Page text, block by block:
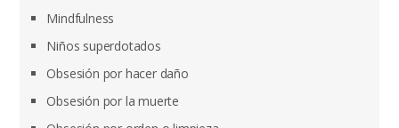
Mindfulness
Niños superdotados
Obsesión por hacer daño
Obsesión por la muerte